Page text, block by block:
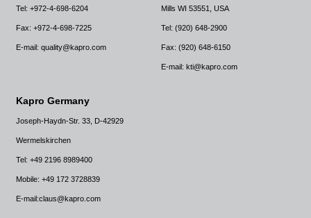
Tel: +972-4-698-6204
Fax: +972-4-698-7225
E-mail: quality@kapro.com
Mills WI 53551, USA
Tel: (920) 648-2900
Fax: (920) 648-6150
E-mail: kti@kapro.com
Kapro Germany
Joseph-Haydn-Str. 33, D-42929
Wermelskirchen
Tel: +49 2196 8989400
Mobile: +49 172 3728839
E-mail:claus@kapro.com